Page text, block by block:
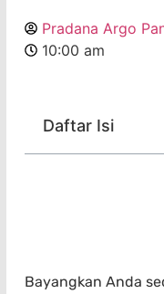
Pradana Argo
10:00 am
Daftar Isi
Bayangkan Anda